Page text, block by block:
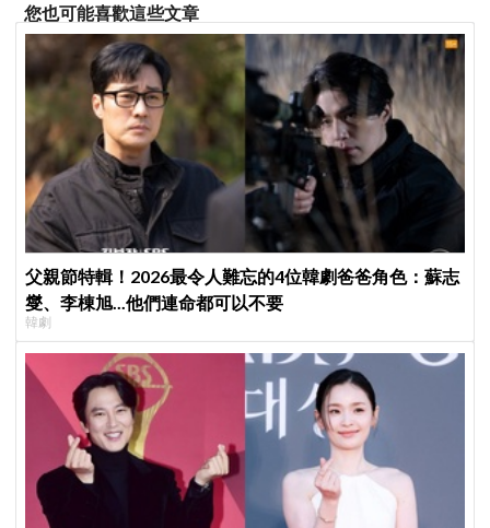
您也可能喜歡這些文章
父親節特輯！2026最令人難忘的4位韓劇爸爸角色：蘇志
燮、李棟旭...他們連命都可以不要
韓劇